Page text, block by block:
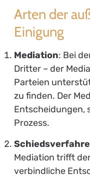
Arten der
Einigung
Mediation: Bei
Dritter – der
Parteien
zu finden. Der
Entscheidungen,
Prozess.
Mediation trifft
verbindliche